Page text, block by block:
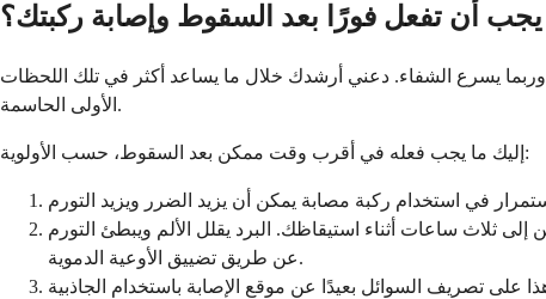
يجب أن تفعل فورًا بعد السقوط وإصابة ركبتك؟
وربما يسرع الشفاء. دعني أرشدك خلال ما يساعد أكثر في تلك اللحظات
الأولى الحاسمة.
إليك ما يجب فعله في أقرب وقت ممكن بعد السقوط، حسب الأولوية:
رقيقة، وليس مباشرة على الجلد. ضعه لمدة 15 إلى 20 دقيقة كل ساعتين إلى ثلاث ساعات أثناء استيقاظك. البرد يقلل الألم ويبطئ التورم
عن طريق تضييق الأوعية الدموية.